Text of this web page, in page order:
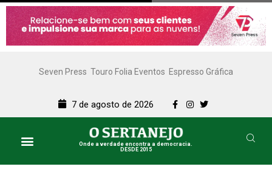
Seven Press Touro Folia Eventos Espresso Gráfica
7 de agosto de 2026
Onde a verdade encontra a democracia.
DESDE 2015